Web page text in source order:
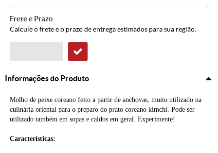
Frete e Prazo
Calcule o frete e o prazo de entrega estimados para sua região:
Informações do Produto
Molho de peixe coreano feito a partir de anchovas, muito utilizado na
culinária oriental para o preparo do prato coreano kimchi. Pode ser
utilizado também em sopas e caldos em geral. Experimente!
Características: